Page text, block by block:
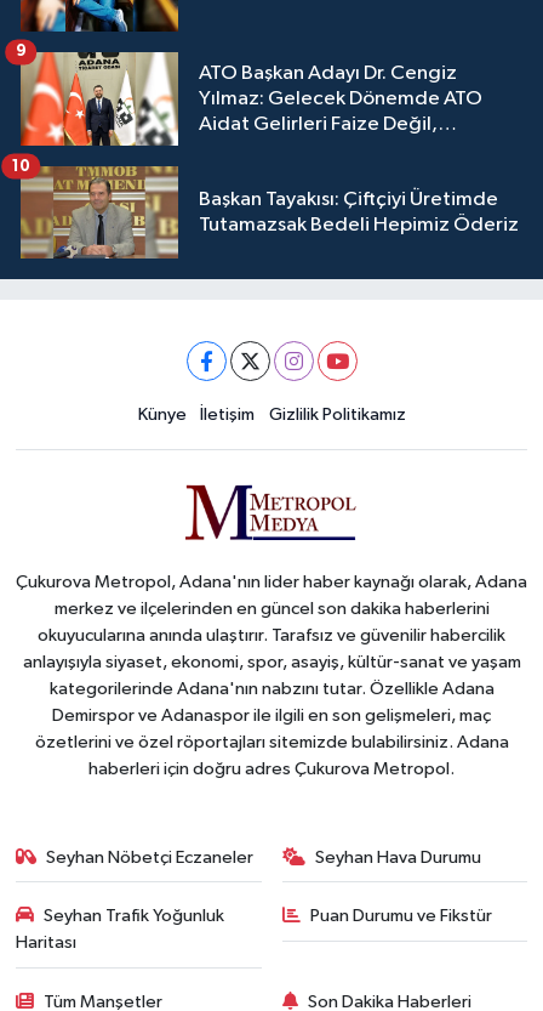
ATO Başkan Adayı Dr. Cengiz
Yılmaz: Gelecek Dönemde ATO
Aidat Gelirleri Faize Değil,
9
Başkan Tayakısı: Çiftçiyi Üretimde
Tutamazsak Bedeli Hepimiz Öderiz
10
Künye İletişim Gizlilik Politikamız
Çukurova Metropol, Adana'nın lider haber kaynağı olarak, Adana
merkez ve ilçelerinden en güncel son dakika haberlerini
okuyucularına anında ulaştırır. Tarafsız ve güvenilir habercilik
anlayışıyla siyaset, ekonomi, spor, asayiş, kültür-sanat ve yaşam
kategorilerinde Adana'nın nabzını tutar. Özellikle Adana
Demirspor ve Adanaspor ile ilgili en son gelişmeleri, maç
özetlerini ve özel röportajları sitemizde bulabilirsiniz. Adana
haberleri için doğru adres Çukurova Metropol.
Seyhan Nöbetçi Eczaneler Seyhan Hava Durumu
Seyhan Trafik Yoğunluk
Haritası
Puan Durumu ve Fikstür
Tüm Manşetler Son Dakika Haberleri